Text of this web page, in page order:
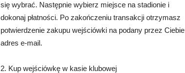
się wybrać. Następnie wybierz miejsce na stadionie i
dokonaj płatności. Po zakończeniu transakcji otrzymasz
potwierdzenie zakupu wejściówki na podany przez Ciebie
adres e-mail.
2. Kup wejściówkę w kasie klubowej